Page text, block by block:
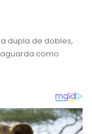
dupla de dobles,
aguarda como